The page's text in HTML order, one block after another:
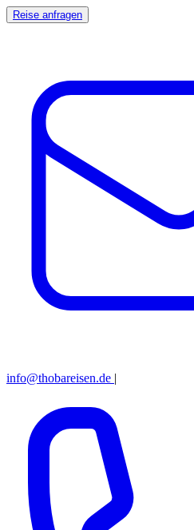
Reise anfragen
info@thobareisen.de |